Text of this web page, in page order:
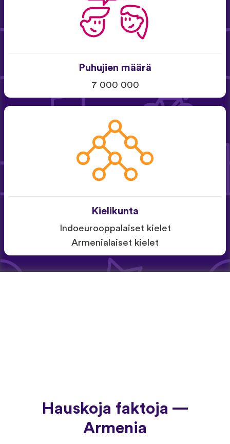
Puhujien määrä
7 000 000
Kielikunta
Indoeurooppalaiset kielet
Armenialaiset kielet
Hauskoja faktoja —
Armenia